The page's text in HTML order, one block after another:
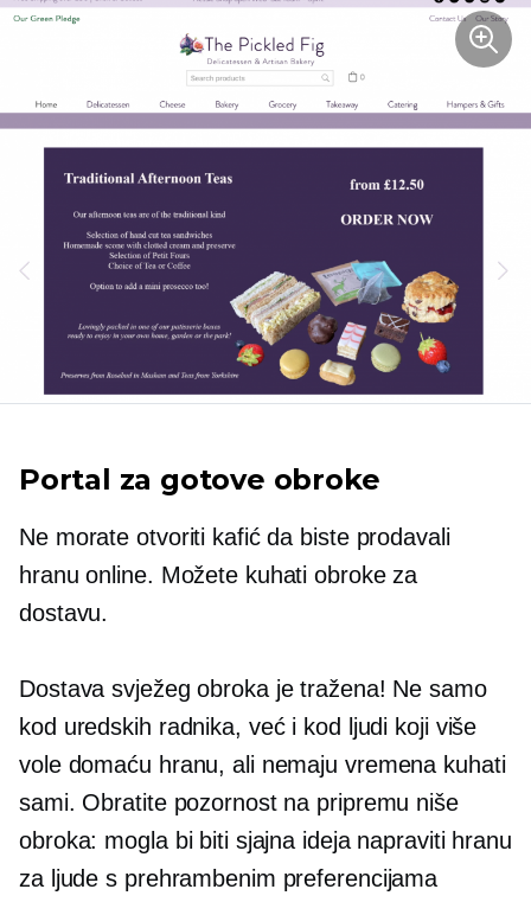
Portal za gotove obroke
Ne morate otvoriti kafić da biste prodavali
hranu online. Možete kuhati obroke za
dostavu.
Dostava svježeg obroka je tražena! Ne samo
kod uredskih radnika, već i kod ljudi koji više
vole domaću hranu, ali nemaju vremena kuhati
sami. Obratite pozornost na pripremu niše
obroka: mogla bi biti sjajna ideja napraviti hranu
za ljude s prehrambenim preferencijama